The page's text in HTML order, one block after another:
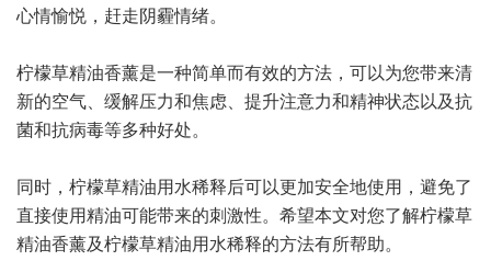
心情愉悦，赶走阴霾情绪。
柠檬草精油香薰是一种简单而有效的方法，可以为您带来清
新的空气、缓解压力和焦虑、提升注意力和精神状态以及抗
菌和抗病毒等多种好处。
同时，柠檬草精油用水稀释后可以更加安全地使用，避免了
直接使用精油可能带来的刺激性。希望本文对您了解柠檬草
精油香薰及柠檬草精油用水稀释的方法有所帮助。